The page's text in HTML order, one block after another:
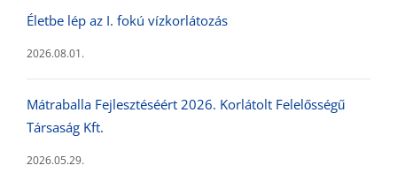
Életbe lép az I. fokú vízkorlátozás
2026.08.01.
Mátraballa Fejlesztéséért 2026. Korlátolt Felelősségű
Társaság Kft.
2026.05.29.